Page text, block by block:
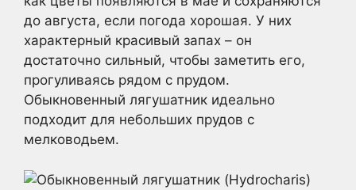
до августа, если погода хорошая. У них
характерный красивый запах – он
достаточно сильный, чтобы заметить его,
прогуливаясь рядом с прудом.
Обыкновенный лягушатник идеально
подходит для небольших прудов с
мелководьем.